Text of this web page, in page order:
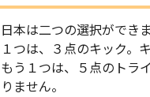
日本は二つの選択ができま
１つは、３点のキック。
もう１つは、５点のトラ
りません。